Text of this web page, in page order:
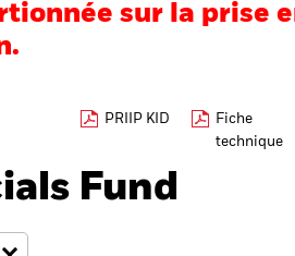
sur la prise
PRIIP KID
Fiche
technique
Fund